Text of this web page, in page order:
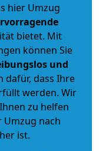
hier Umzug
bietet. Mit
können Sie
und
dass Ihre
werden. Wir
zu helfen
Umzug nach
ist.